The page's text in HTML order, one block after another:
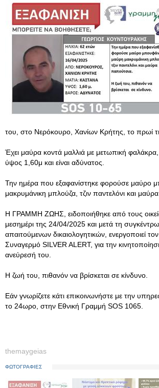
του, στο Νερόκουρο, Χανίων Κρήτης, το πρωί
Έχει μαύρα κοντά μαλλιά με μετωπική φαλάκρα,
ύψος 1,60μ και είναι αδύνατος.
Την ημέρα που εξαφανίστηκε φορούσε μαύρο
μακρυμάνικη μπλούζα, τζιν παντελόνι και
Η ΓΡΑΜΜΗ ΖΩΗΣ, ειδοποιήθηκε από τους
μεσημέρι της 24/04/2025 και μετά τη
απαιτούμενων δικαιολογητικών, ενεργοποιεί
Συναγερμό SILVER ALERT, για την
ανεύρεσή του.
Η ζωή του, πιθανόν να βρίσκεται σε κίνδυνο.
Εάν γνωρίζετε κάτι επικοινωνήστε με την
το 24ωρο, στην Εθνική Γραμμή SOS 1065.
themaygeias
ΦΩΤΟΓΡΑΦΙΕΣ